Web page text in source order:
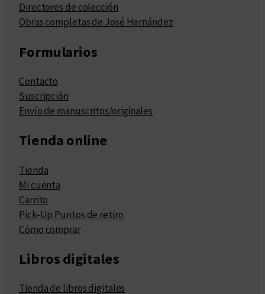
Directores de colección
Obras completas de José Hernández
Formularios
Contacto
Suscripción
Envío de manuscritos/originales
Tienda online
Tienda
Mi cuenta
Carrito
Pick-Up Puntos de retiro
Cómo comprar
Libros digitales
Tienda de libros digitales